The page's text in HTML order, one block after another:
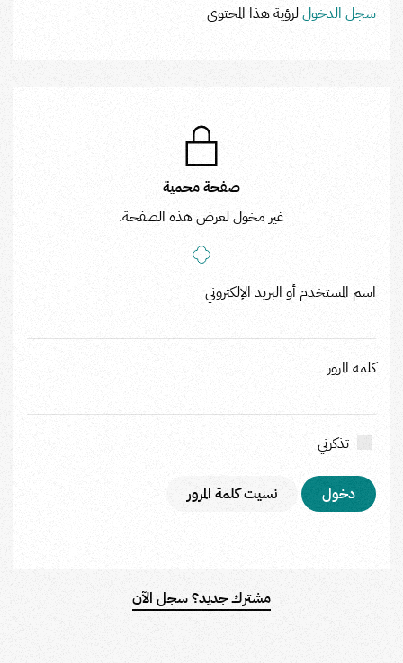
سجل الدخوللرؤية هذا المحتوى
صفحة محمية
غير مخول لعرض هذه الصفحة.
اسم المستخدم أو البريد الإلكتروني
كلمة المرور
تذكرني
نسيت كلمة المرور
مشترك جديد؟ سجل الآن